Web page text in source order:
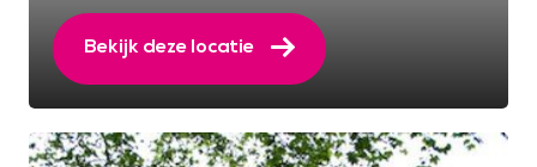
Bekijk deze locatie